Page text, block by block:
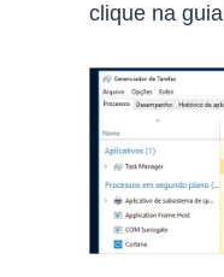
clique na guia